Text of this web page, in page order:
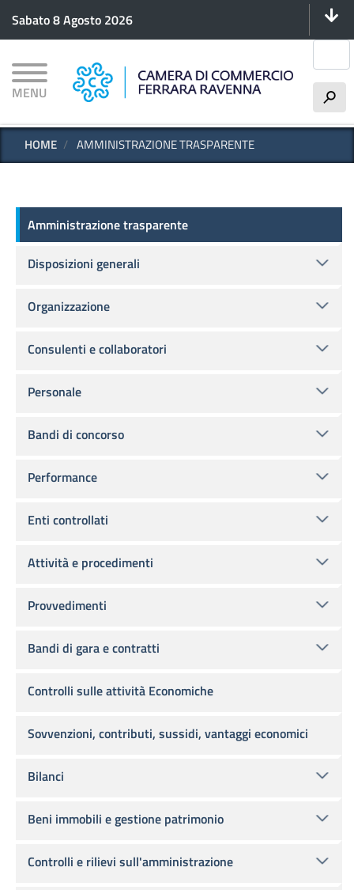
principale
Sabato 8 Agosto 2026
MENU h
HOME AMMINISTRAZIONE TRASPARENTE
Amministrazione trasparente
Amministrazione trasparente
Disposizioni generali
Organizzazione
Consulenti e collaboratori
Personale
Bandi di concorso
Performance
Enti controllati
Attività e procedimenti
Provvedimenti
Bandi di gara e contratti
Controlli sulle attività Economiche
Sovvenzioni, contributi, sussidi, vantaggi economici
Bilanci
Beni immobili e gestione patrimonio
Controlli e rilievi sull'amministrazione